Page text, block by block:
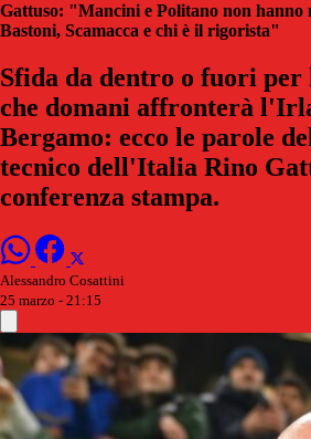
Gattuso: "Mancini e Politano non
Bastoni, Scamacca e chi è il rigorista"
Sfida da dentro o fuori per
che domani affronterà
Bergamo: ecco le parole
tecnico dell'Italia Rino
conferenza stampa.
Alessandro Cosattini
25 marzo - 21:15